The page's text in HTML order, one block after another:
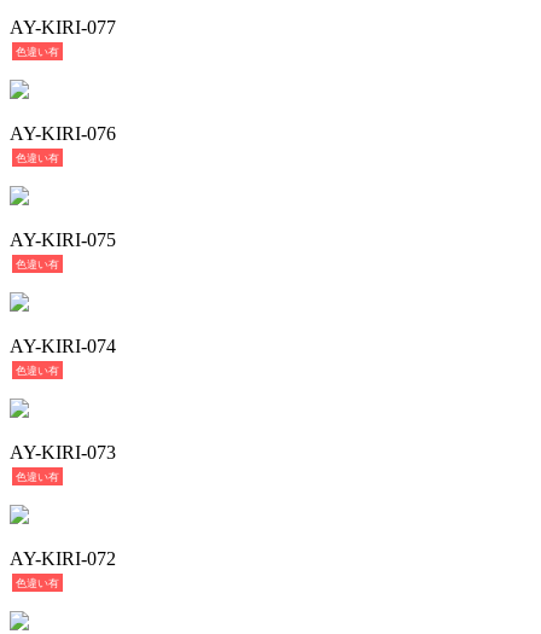
AY-KIRI-077
色違い有
AY-KIRI-076
色違い有
AY-KIRI-075
色違い有
AY-KIRI-074
色違い有
AY-KIRI-073
色違い有
AY-KIRI-072
色違い有